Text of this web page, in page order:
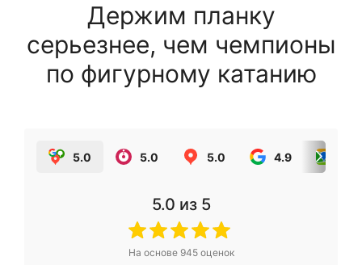
Держим планку
серьезнее, чем чемпионы
по фигурному катанию
5.0 5.0 5.0 4.9
5.0 из 5
На основе 945оценок